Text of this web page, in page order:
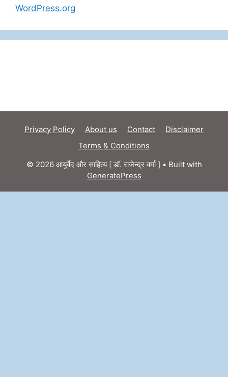
WordPress.org
Privacy Policy About us Contact
Disclaimer
Terms & Conditions
© 2026 आयुर्वेद और साहित्य [ डॉ. राजेन्द्र वर्मा ] • Built with
GeneratePress